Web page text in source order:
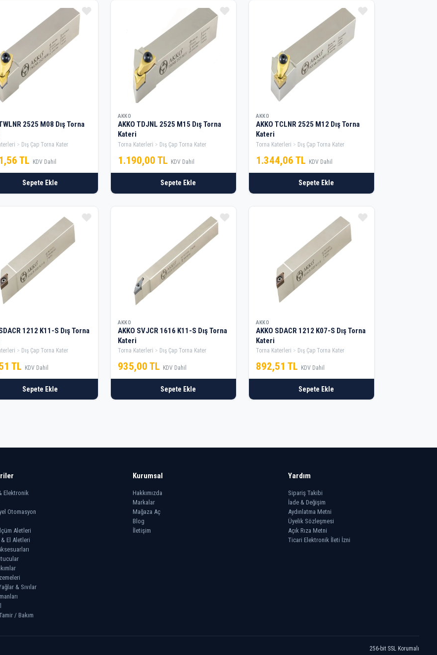
2525 M08 Dış Torna
Dış Çap Torna Kater
TL KDV Dahil
Sepete Ekle
AKKO
AKKO TDJNL 2525 M15 Dış Torna
Kateri
Torna Katerleri Dış Çap Torna Kater
1.190,00 TL KDV Dahil
Sepete Ekle
AKKO
AKKO TCLNR 2525 M12 Dış Torna
Kateri
Torna Katerleri Dış Çap Torna Kater
1.344,06 TL KDV Dahil
Sepete Ekle
1212 K11-S Dış Torna
Dış Çap Torna Kater
TL KDV Dahil
Sepete Ekle
AKKO
AKKO SVJCR 1616 K11-S Dış Torna
Kateri
Torna Katerleri Dış Çap Torna Kater
935,00 TL KDV Dahil
Sepete Ekle
AKKO
AKKO SDACR 1212 K07-S Dış Torna
Kateri
Torna Katerleri Dış Çap Torna Kater
892,51 TL KDV Dahil
Sepete Ekle
Elektronik
Otomasyon
Aletleri
& El Aletleri
& Sıvılar
/ Bakım
Kurumsal
Hakkımızda
Markalar
Mağaza Aç
Blog
İletişim
Yardım
Sipariş Takibi
İade & Değişim
Aydınlatma Metni
Üyelik Sözleşmesi
Açık Rıza Metni
Ticari Elektronik İleti İzni
256-bit SSL Korumalı